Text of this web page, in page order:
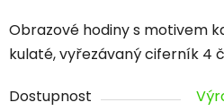
Obrazové hodiny s motivem
kulaté, vyřezávaný ciferník 4
Dostupnost